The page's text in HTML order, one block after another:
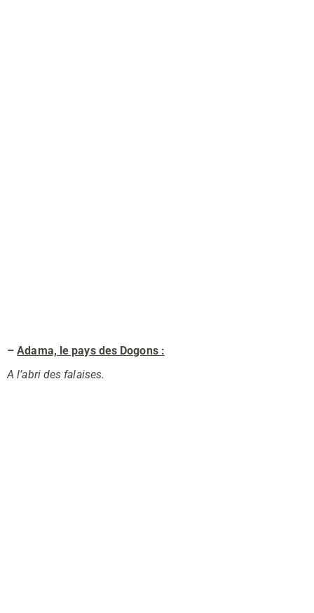
–Adama, le pays des Dogons :
A l’abri des falaises.